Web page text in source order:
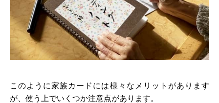
このように家族カードには様々なメリットがあります
が、使う上でいくつか注意点があります。